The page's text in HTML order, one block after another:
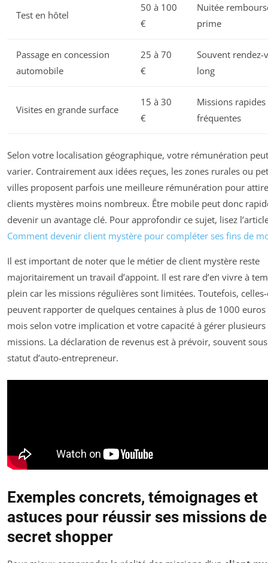
Test en hôtel
50 à 100
€
Nuitée
prime
Passage en concession
automobile
25 à 70
€
Souvent rendez-
long
Visites en grande surface
15 à 30
€
Missions rapides
fréquentes
Selon votre localisation géographique, votre rémunération
varier. Contrairement aux idées reçues, les zones rurales ou
villes proposent parfois une meilleure rémunération pour
clients mystères moins nombreux. Être mobile peut donc
devenir un avantage clé. Pour approfondir ce sujet, lisez
Comment devenir client mystère pour compléter ses fins de
Il est important de noter que le métier de client mystère reste
majoritairement un travail d’appoint. Il est rare d’en vivre à
plein car les missions régulières sont limitées. Toutefois,
peuvent rapporter de quelques centaines à plus de 1000 euros
mois selon votre implication et votre capacité à gérer plusieurs
missions. La déclaration de revenus est à prévoir, souvent
statut d’auto-entrepreneur.
Exemples concrets, témoignages et
astuces pour réussir ses missions de
secret shopper